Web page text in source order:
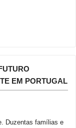
EM PORTUGAL
Duzentas famílias e